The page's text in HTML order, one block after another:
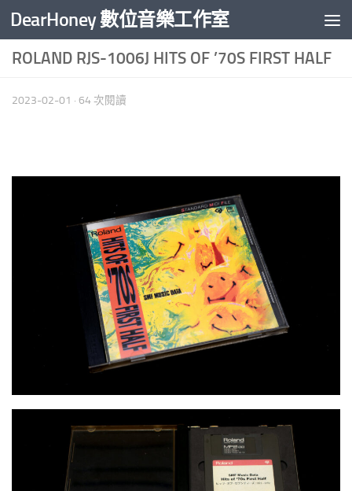
Skip to content
DearHoney 數位音樂工作室
ROLAND RJS-1006J HITS OF ’70S FIRST HALF
2023-02-01 · 64 次閱讀